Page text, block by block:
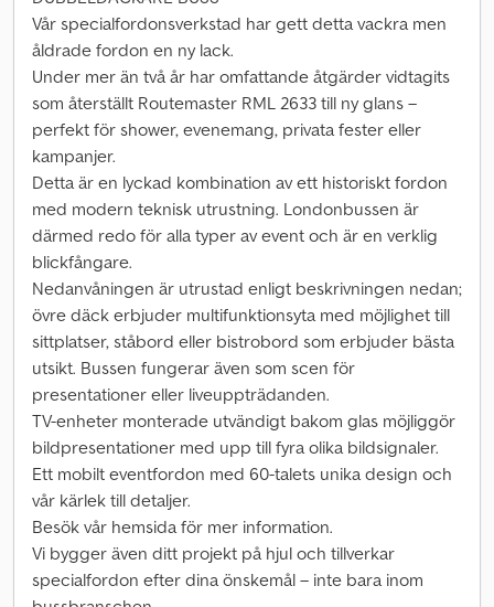
Vår specialfordonsverkstad har gett detta vackra men
åldrade fordon en ny lack.
Under mer än två år har omfattande åtgärder vidtagits
som återställt Routemaster RML 2633 till ny glans –
perfekt för shower, evenemang, privata fester eller
kampanjer.
Detta är en lyckad kombination av ett historiskt fordon
med modern teknisk utrustning. Londonbussen är
därmed redo för alla typer av event och är en verklig
blickfångare.
Nedanvåningen är utrustad enligt beskrivningen nedan;
övre däck erbjuder multifunktionsyta med möjlighet till
sittplatser, ståbord eller bistrobord som erbjuder bästa
utsikt. Bussen fungerar även som scen för
presentationer eller liveuppträdanden.
TV-enheter monterade utvändigt bakom glas möjliggör
bildpresentationer med upp till fyra olika bildsignaler.
Ett mobilt eventfordon med 60-talets unika design och
vår kärlek till detaljer.
Besök vår hemsida för mer information.
Vi bygger även ditt projekt på hjul och tillverkar
specialfordon efter dina önskemål – inte bara inom